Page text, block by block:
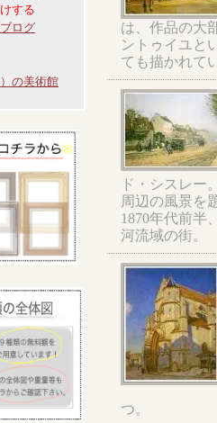
する
ログ
の美術館
は、作品の大
ントゥイユと
ても描かれて
ド・シスレー
周辺の風景を
1870年代前半
河流域の街。
つ。